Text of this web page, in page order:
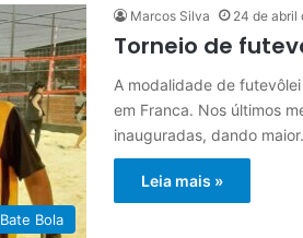
Bate Bola
Marcos Silva 24 de abril
Torneio de
A modalidade de
em Franca. Nos últimos
inauguradas, dando
Leia mais »